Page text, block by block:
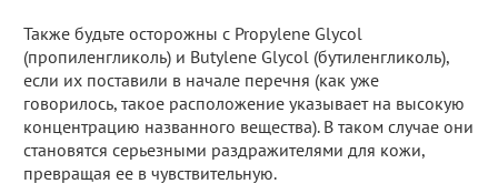
Также будьте осторожны с Propylene Glycol
(пропиленгликоль) и Butylene Glycol (бутиленгликоль),
если их поставили в начале перечня (как уже
говорилось, такое расположение указывает на высокую
концентрацию названного вещества). В таком случае они
становятся серьезными раздражителями для кожи,
превращая ее в чувствительную.